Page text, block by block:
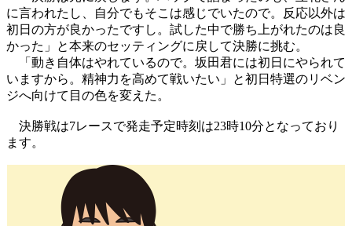
に言われたし、自分でもそこは感じでいたので。反応以外は
初日の方が良かったですし。試した中で勝ち上がれたのは良
かった」と本来のセッティングに戻して決勝に挑む。
「動き自体はやれているので。坂田君には初日にやられて
いますから。精神力を高めて戦いたい」と初日特選のリベン
ジへ向けて目の色を変えた。
決勝戦は7レースで発走予定時刻は23時10分となっており
ます。